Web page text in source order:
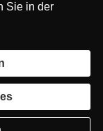
Sie in der